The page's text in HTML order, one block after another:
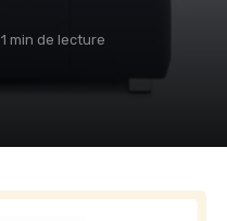
1 min de lecture